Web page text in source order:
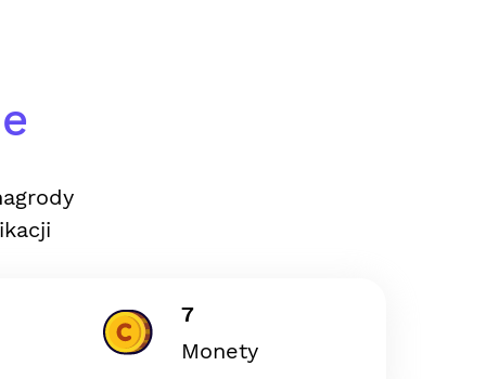
7
Monety